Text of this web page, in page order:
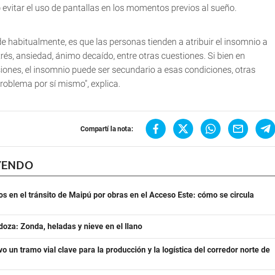
el uso de pantallas en los momentos previos al sueño.
habitualmente, es que las personas tienden a atribuir el insomnio a
ansiedad, ánimo decaído, entre otras cuestiones. Si bien en
el insomnio puede ser secundario a esas condiciones, otras
por sí mismo", explica.
Compartí la nota:
en el tránsito de Maipú por obras en el Acceso Este: cómo se circula
Zonda, heladas y nieve en el llano
un tramo vial clave para la producción y la logística del corredor norte de